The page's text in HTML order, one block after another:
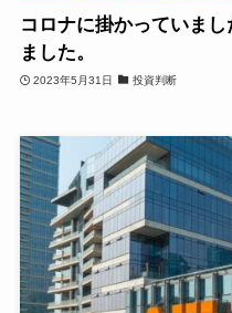
コロナに掛かっていま
ました。
2023年5月31日 投資判断